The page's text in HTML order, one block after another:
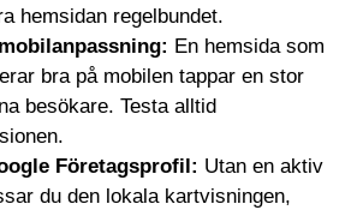
hemsidan regelbundet.
En hemsida som
bra på mobilen tappar en stor
besökare. Testa alltid
Företagsprofil: Utan en aktiv
du den lokala kartvisningen,